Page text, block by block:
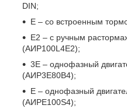
DIN;
Е – со встроенным
Е2 – с ручным
(АИР100L4Е2);
3Е – однофазный
(АИР3Е80В4);
Е – однофазный
(АИРЕ100S4);